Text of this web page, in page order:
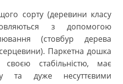
сорту (деревини класу
з допомогою
(стовбур дерева
Паркетна дошка
своєю стабільністю, має
та дуже несуттєвими